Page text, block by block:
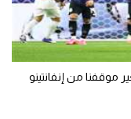
موقفنا من إنفانتينو